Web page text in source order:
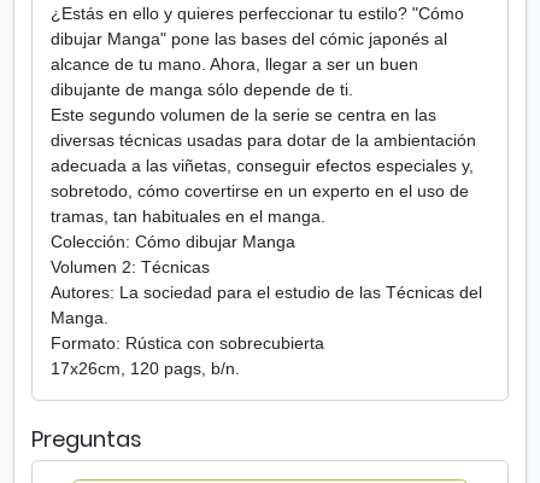
¿Estás en ello y quieres perfeccionar tu estilo? "Cómo
dibujar Manga" pone las bases del cómic japonés al
alcance de tu mano. Ahora, llegar a ser un buen
dibujante de manga sólo depende de ti.
Este segundo volumen de la serie se centra en las
diversas técnicas usadas para dotar de la ambientación
adecuada a las viñetas, conseguir efectos especiales y,
sobretodo, cómo covertirse en un experto en el uso de
tramas, tan habituales en el manga.
Colección: Cómo dibujar Manga
Volumen 2: Técnicas
Autores: La sociedad para el estudio de las Técnicas del
Manga.
Formato: Rústica con sobrecubierta
17x26cm, 120 pags, b/n.
Preguntas